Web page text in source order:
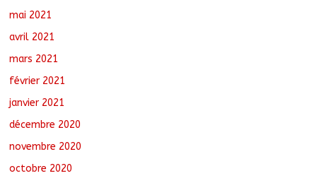
mai 2021
avril 2021
mars 2021
février 2021
janvier 2021
décembre 2020
novembre 2020
octobre 2020